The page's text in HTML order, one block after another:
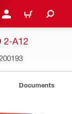
CONNECTER OU
PANIER
2-A12
Documents